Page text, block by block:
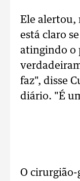
Ele alertou,
está claro
atingindo o
faz", disse
diário. "É
O cirurgião-